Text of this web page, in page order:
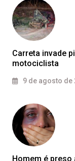
Carreta invade
motociclista
9 de agosto de
Homem é